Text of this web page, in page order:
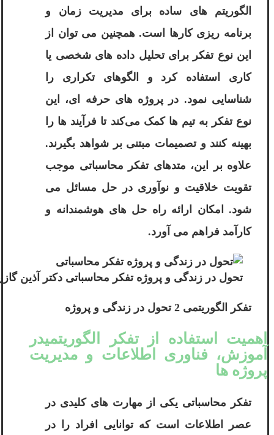
الگوریتم ‌های ساده برای مدیریت زمان و
برنامه ‌ریزی کارها است. همچنین می‌ توان از
این نوع تفکر برای تحلیل داده‌ های شخصی یا
کاری استفاده کرد و الگوهای تکراری را
شناسایی نمود. در پروژه‌ های حرفه ‌ای، این
نوع تفکر به تیم ‌ها کمک می‌کند تا فرآیند ها را
بهینه کنند و تصمیمات مبتنی بر شواهد بگیرند.
علاوه بر این، متدهای تفکر محاسباتی موجب
تقویت خلاقیت و نوآوری در حل مسائل می
‌شود. امکان ارائه راه ‌حل‌ های هوشمندانه و
کارآمد فراهم می آورد.
تحول در زندگی و پروژه تفکر محاسباتی دکتر آذین
تفکر الگوریتمی 2 تحول در زندگی و پروژه
اهمیت استفاده از تفکر الگوریتمیدر
آموزش، فناوری اطلاعات و مدیریت
پروژه ‌ها
تفکر محاسباتی یکی از مهارت‌ های کلیدی در
عصر اطلاعات است که توانایی افراد را در